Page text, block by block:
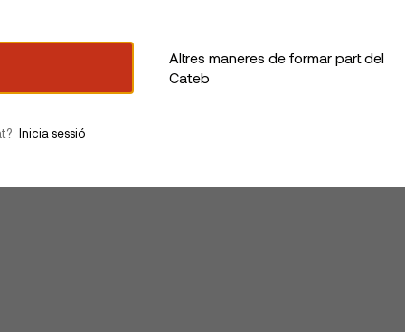
Altres maneres de formar part del
Cateb
Inicia sessió